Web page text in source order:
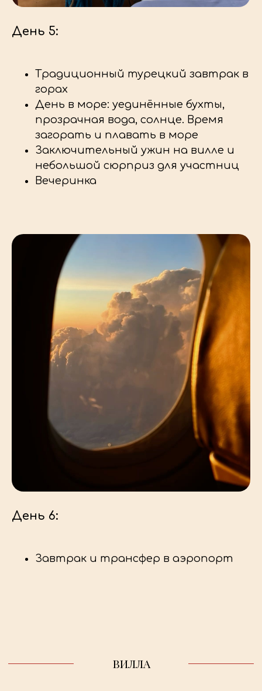
День 5:
Традиционный турецкий завтрак в
горах
День в море: уединённые бухты,
прозрачная вода, солнце. Время
загорать и плавать в море
Заключительный ужин на вилле и
небольшой сюрприз для участниц
Вечеринка
День 6:
Завтрак и трансфер в аэропорт